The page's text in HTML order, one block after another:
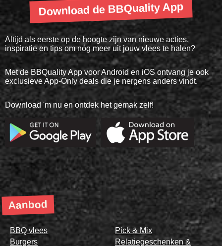
Download de BBQuality App
Altijd als eerste op de hoogte zijn van nieuwe acties,
inspiratie en tips om nóg meer uit jouw vlees te halen?
Met de BBQuality App voor Android en iOS ontvang je ook
exclusieve App-Only deals die je nergens anders vindt.
Download 'm nu en ontdek het gemak zelf!
Aanbod
BBQ vlees
Burgers
Pick & Mix
Relatiegeschenken &